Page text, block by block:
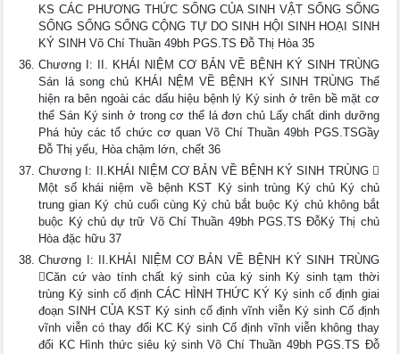
KS CÁC PHƯƠNG THỨC SỐNG CỦA SINH VẬT SỐNG SỐNG
SỐNG SỐNG SỐNG CỘNG TỰ DO SINH HỘI SINH HOẠI SINH
KÝ SINH Võ Chí Thuần 49bh PGS.TS Đỗ Thị Hòa 35
Chương I: II. KHÁI NIỆM CƠ BẢN VỀ BỆNH KÝ SINH TRÙNG
Sán lá song chủ KHÁI NỆM VỀ BỆNH KÝ SINH TRÙNG Thể
hiện ra bên ngoài các dấu hiệu bệnh lý Ký sinh ở trên bề mặt cơ
thể Sán Ký sinh ở trong cơ thể lá đơn chủ Lấy chất dinh dưỡng
Phá hủy các tổ chức cơ quan Võ Chí Thuần 49bh PGS.TSGầy
Đỗ Thị yếu, Hòa chậm lớn, chết 36
Chương I: II.KHÁI NIỆM CƠ BẢN VỀ BỆNH KÝ SINH TRÙNG 
Một số khái niệm về bệnh KST Ký sinh trùng Ký chủ Ký chủ
trung gian Ký chủ cuối cùng Ký chủ bắt buộc Ký chủ không bắt
buộc Ký chủ dự trữ Võ Chí Thuần 49bh PGS.TS ĐỗKý Thị chủ
Hòa đặc hữu 37
Chương I: II.KHÁI NIỆM CƠ BẢN VỀ BỆNH KÝ SINH TRÙNG
Căn cứ vào tính chất ký sinh của ký sinh Ký sinh tạm thời
trùng Ký sinh cố định CÁC HÌNH THỨC KÝ Ký sinh cố định giai
đoạn SINH CỦA KST Ký sinh cố định vĩnh viễn Ký sinh Cố định
vĩnh viễn có thay đổi KC Ký sinh Cố định vĩnh viễn không thay
đổi KC Hình thức siêu ký sinh Võ Chí Thuần 49bh PGS.TS Đỗ